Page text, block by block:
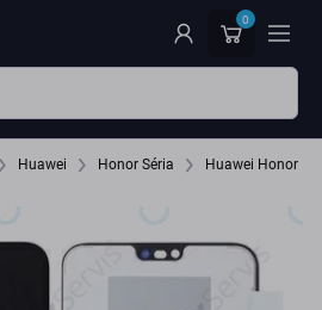
0
Huawei Honor Séria Huawei Honor 10